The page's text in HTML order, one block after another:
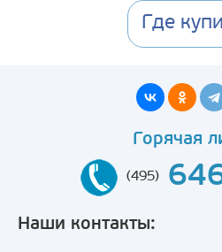
Где
Горячая
(495)
Наши контакты: